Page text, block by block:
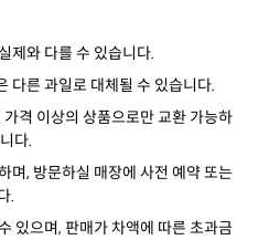
제와 다를 수 있습니다.
다른 과일로 대체될 수 있습니다.
격 이상의 상품으로만 교환 가능하
다.
며, 방문하실 매장에 사전 예약 또는
.
있으며, 판매가 차액에 따른 초과금